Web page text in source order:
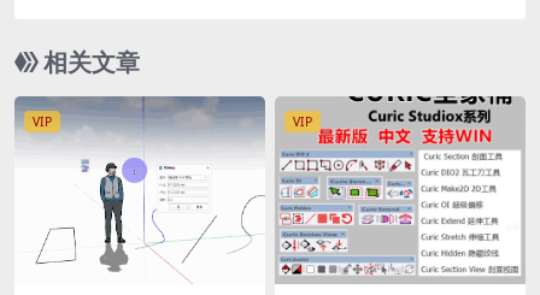
相关文章
VIP VIP